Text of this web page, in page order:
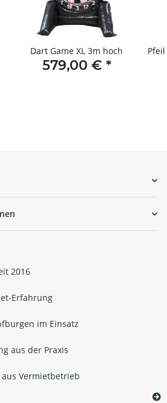
Dart Game XL 3m hoch
579,00 € *
2016
Erfahrung
im Einsatz
aus der Praxis
Vermietbetrieb